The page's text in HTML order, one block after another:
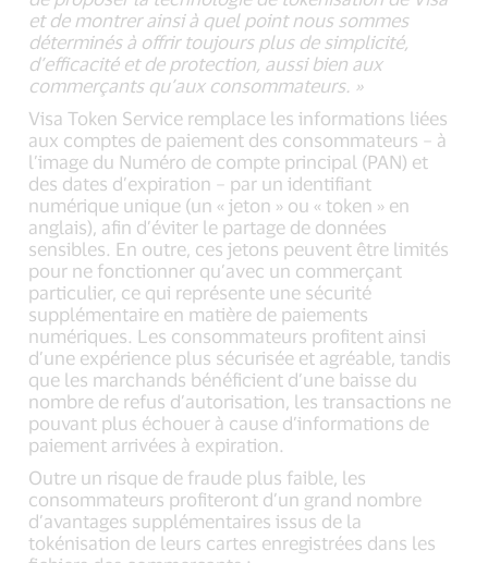
et de montrer ainsi à quel point nous sommes
déterminés à offrir toujours plus de simplicité,
d’efficacité et de protection, aussi bien aux
commerçants qu’aux consommateurs. »
Visa Token Service remplace les informations liées
aux comptes de paiement des consommateurs – à
l’image du Numéro de compte principal (PAN) et
des dates d’expiration – par un identifiant
numérique unique (un « jeton » ou « token » en
anglais), afin d’éviter le partage de données
sensibles. En outre, ces jetons peuvent être limités
pour ne fonctionner qu’avec un commerçant
particulier, ce qui représente une sécurité
supplémentaire en matière de paiements
numériques. Les consommateurs profitent ainsi
d’une expérience plus sécurisée et agréable, tandis
que les marchands bénéficient d’une baisse du
nombre de refus d’autorisation, les transactions ne
pouvant plus échouer à cause d’informations de
paiement arrivées à expiration.
Outre un risque de fraude plus faible, les
consommateurs profiteront d’un grand nombre
d’avantages supplémentaires issus de la
tokénisation de leurs cartes enregistrées dans les